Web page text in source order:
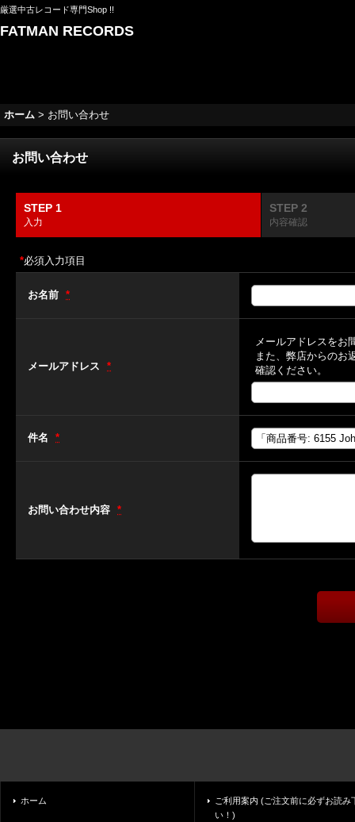
厳選中古レコード専門Shop !!
FATMAN RECORDS
ホーム > お問い合わせ
お問い合わせ
STEP 1
入力
STEP 2
内容確認
*必須入力項目
お名前 *
メールアドレス *
メールアドレスをお
また、弊店からのお
確認ください。
件名 *
お問い合わせ内容 *
ホーム
ご利用案内 (ご注文前に必ずお読み
い！)